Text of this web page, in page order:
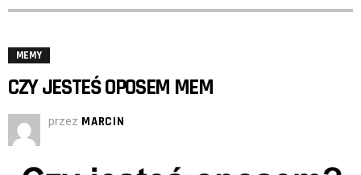
MEMY
CZY JESTEŚ OPOSEM MEM
przez MARCIN